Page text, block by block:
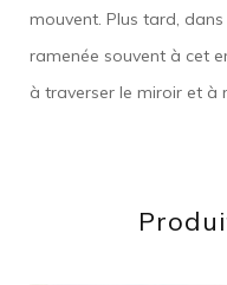
mouvent. Plus tard,
ramenée souvent à cet
à traverser le miroir et à